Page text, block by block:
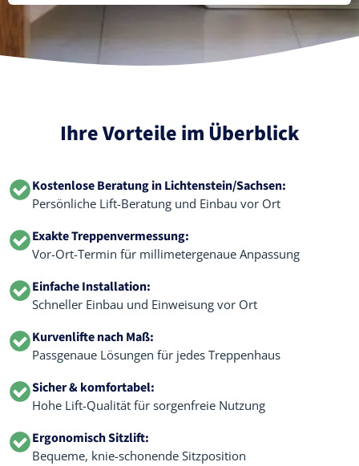
Ihre Vorteile im Überblick
Kostenlose Beratung in Lichtenstein/Sachsen:
Persönliche Lift-Beratung und Einbau vor Ort
Exakte Treppenvermessung:
Vor-Ort-Termin für millimetergenaue Anpassung
Einfache Installation:
Schneller Einbau und Einweisung vor Ort
Kurvenlifte nach Maß:
Passgenaue Lösungen für jedes Treppenhaus
Sicher & komfortabel:
Hohe Lift-Qualität für sorgenfreie Nutzung
Ergonomisch Sitzlift:
Bequeme, knie-schonende Sitzposition